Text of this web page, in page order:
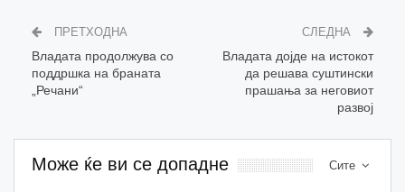
ПРЕТХОДНА
Владата продолжува со
поддршка на браната
„Речани“
СЛЕДНА
Владата дојде на истокот
да решава суштински
прашања за неговиот
развој
Сите
Може ќе ви се допадне